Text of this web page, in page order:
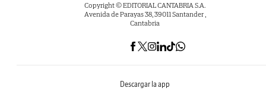
Copyright © EDITORIAL CANTABRIA S.A.
Avenida de Parayas 38, 39011 Santander ,
Cantabria
Descargar la app